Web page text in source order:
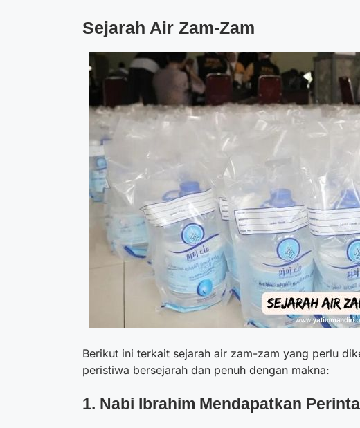
Sejarah Air Zam-Zam
Berikut ini terkait sejarah air zam-zam yang perlu
peristiwa bersejarah dan penuh dengan makna:
1. Nabi Ibrahim Mendapatkan